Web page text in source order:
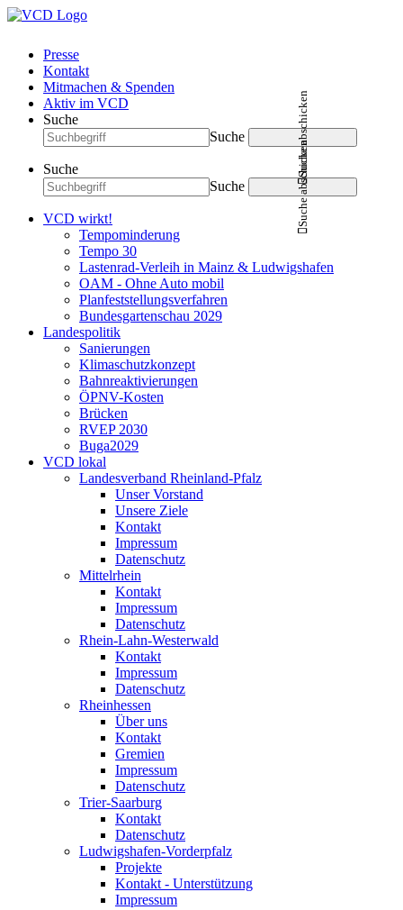
Presse
Kontakt
Mitmachen & Spenden
Aktiv im VCD
Suche
Suche
Suche abschicken
Suche
Suche
Suche abschicken
VCD wirkt!
Tempominderung
Tempo 30
Lastenrad-Verleih in Mainz & Ludwigshafen
OAM - Ohne Auto mobil
Planfeststellungsverfahren
Bundesgartenschau 2029
Landespolitik
Sanierungen
Klimaschutzkonzept
Bahnreaktivierungen
ÖPNV-Kosten
Brücken
RVEP 2030
Buga2029
VCD lokal
Landesverband Rheinland-Pfalz
Unser Vorstand
Unsere Ziele
Kontakt
Impressum
Datenschutz
Mittelrhein
Kontakt
Impressum
Datenschutz
Rhein-Lahn-Westerwald
Kontakt
Impressum
Datenschutz
Rheinhessen
Über uns
Kontakt
Gremien
Impressum
Datenschutz
Trier-Saarburg
Kontakt
Datenschutz
Ludwigshafen-Vorderpfalz
Projekte
Kontakt - Unterstützung
Impressum